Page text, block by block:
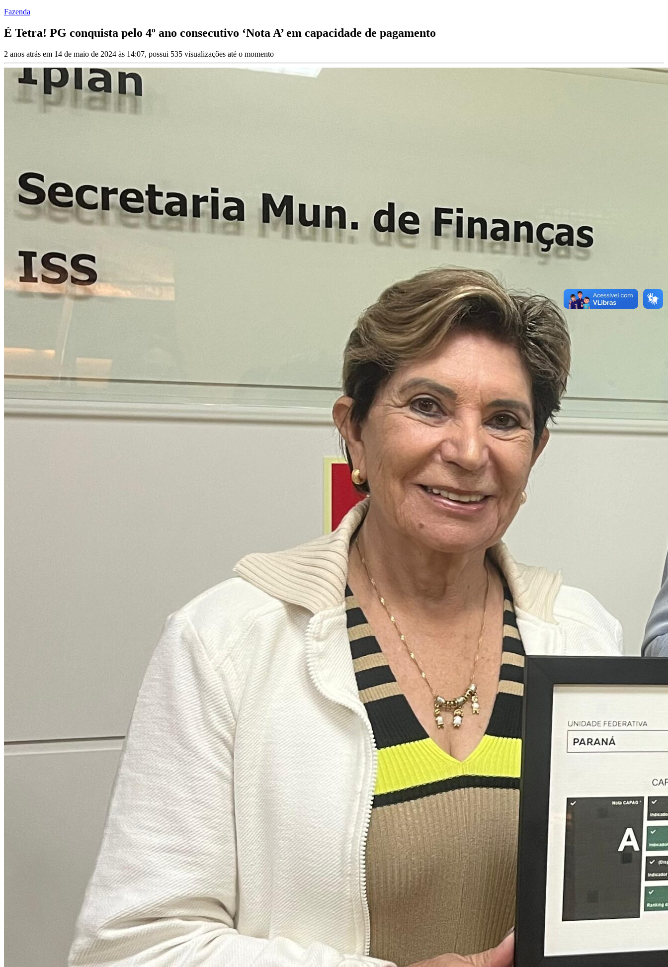
Fazenda
É Tetra! PG conquista pelo 4º ano consecutivo ‘Nota A’ em capacidade de pagamento
2 anos atrás em 14 de maio de 2024 às 14:07, possui 535 visualizações até o momento